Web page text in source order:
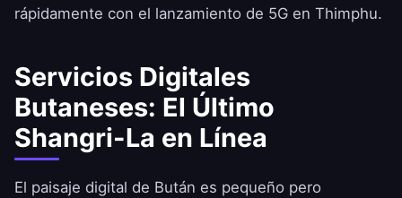
rápidamente con el lanzamiento de 5G en Thimphu.
Servicios Digitales
Butaneses: El Último
Shangri-La en Línea
El paisaje digital de Bután es pequeño pero